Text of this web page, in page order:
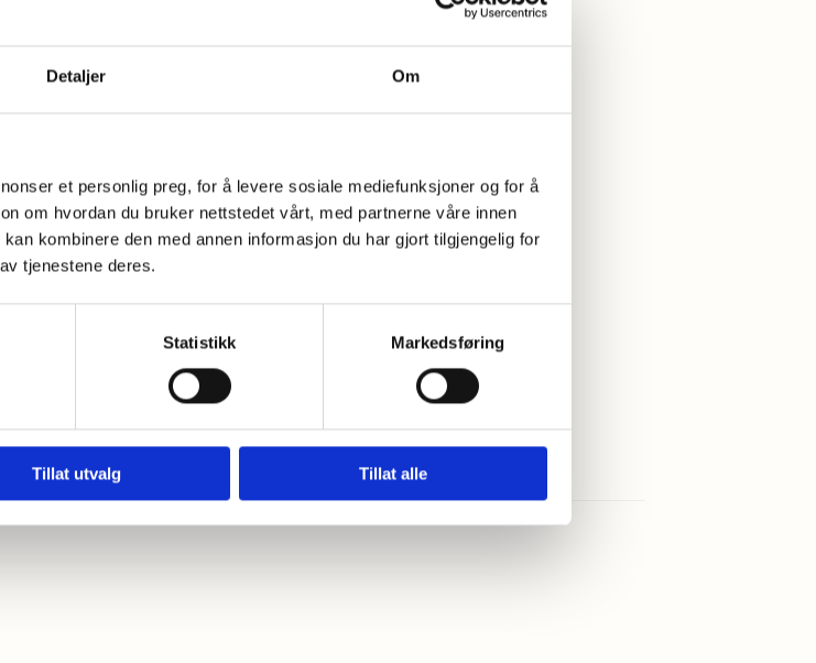
Detaljer Om
et personlig preg, for å levere sosiale mediefunksjoner og for å
om hvordan du bruker nettstedet vårt, med partnerne våre innen
kombinere den med annen informasjon du har gjort tilgjengelig for
tjenestene deres.
Statistikk Markedsføring
Tillat utvalg Tillat alle
– en 100% glutenfri podkast!
cøliaki.
Telle-Hansen fra OsloMet. Her deler vi innsikt fra forskningen bak
Verksted ble lansert.
Apple
og kjente som vil vite og lære mer om cøliaki og det å leve glutenfritt.